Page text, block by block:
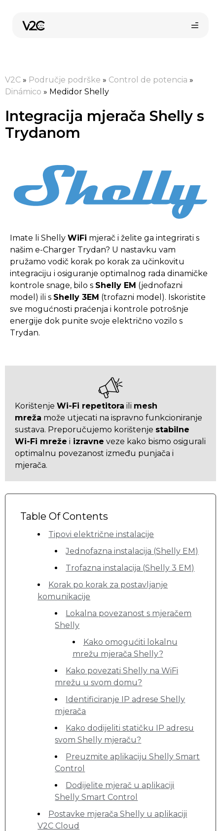
sadržaj
Kupi online
V2C » Područje podrške » Control de potencia »
Dinámico » Medidor Shelly
Integracija mjerača Shelly s
Trydanom
Imate li Shelly WiFi mjerač i želite ga integrirati s
našim e-Charger Trydan? U nastavku vam
pružamo vodič korak po korak za učinkovitu
integraciju i osiguranje optimalnog rada dinamičke
kontrole snage, bilo s Shelly EM (jednofazni
model) ili s Shelly 3EM (trofazni model). Iskoristite
sve mogućnosti praćenja i kontrole potrošnje
energije dok punite svoje električno vozilo s
Trydan.
Korištenje Wi-Fi repetitora ili mesh
mreža može utjecati na ispravno funkcioniranje
sustava. Preporučujemo korištenje stabilne
Wi-Fi mreže i izravne veze kako bismo osigurali
optimalnu povezanost između punjača i
mjerača.
Table Of Contents
Tipovi električne instalacije
Jednofazna instalacija (Shelly EM)
Trofazna instalacija (Shelly 3 EM)
Korak po korak za postavljanje
komunikacije
Lokalna povezanost s mjeračem
Shelly
Kako omogućiti lokalnu
mrežu mjerača Shelly?
Kako povezati Shelly na WiFi
mrežu u svom domu?
Identificiranje IP adrese Shelly
mjerača
Kako dodijeliti statičku IP adresu
svom Shelly mjeraču?
Preuzmite aplikaciju Shelly Smart
Control
Dodijelite mjerač u aplikaciji
Shelly Smart Control
Postavke mjerača Shelly u aplikaciji
V2C Cloud